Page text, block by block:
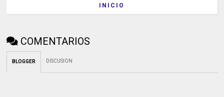
INICIO
COMENTARIOS
BLOGGER DISCUSION